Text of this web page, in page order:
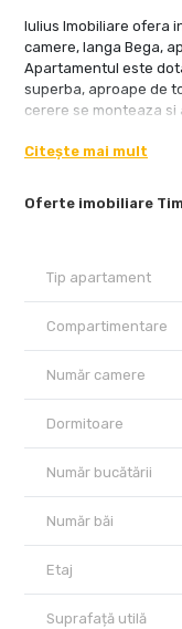
Oferte imobiliare
Iulius Imobiliare ofera
camere, langa Bega,
Apartamentul este
superba, aproape de
cerere se monteaza
DISPONIBIL IMEDIAT!
Citește mai mult
Tip apartament
Compartimentare
Număr camere
Dormitoare
Număr bucătării
Număr băi
Etaj
Suprafață utilă